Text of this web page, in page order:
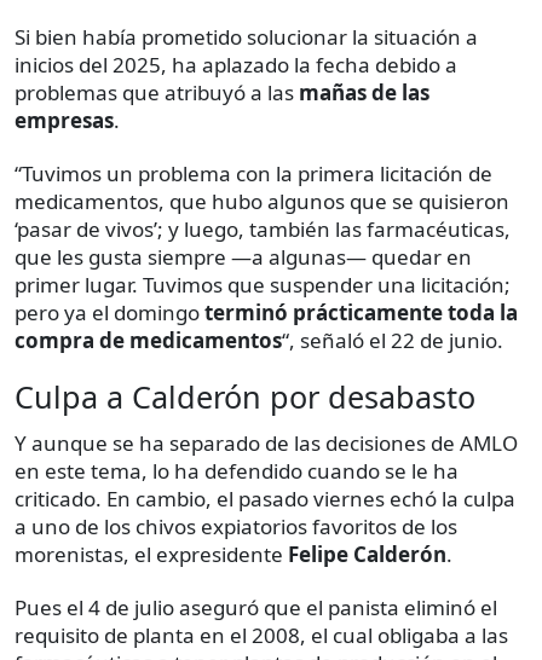
Si bien había prometido solucionar la situación a
inicios del 2025, ha aplazado la fecha debido a
problemas que atribuyó a las mañas de las
empresas.
“Tuvimos un problema con la primera licitación de
medicamentos, que hubo algunos que se quisieron
‘pasar de vivos’; y luego, también las farmacéuticas,
que les gusta siempre —a algunas— quedar en
primer lugar. Tuvimos que suspender una licitación;
pero ya el domingoterminó prácticamente toda la
compra de medicamentos“, señaló el 22 de junio.
Culpa a Calderón por desabasto
Y aunque se ha separado de las decisiones de AMLO
en este tema, lo ha defendido cuando se le ha
criticado. En cambio, el pasado viernes echó la culpa
a uno de los chivos expiatorios favoritos de los
morenistas, el expresidente Felipe Calderón.
Pues el 4 de julio aseguró que el panista eliminó el
requisito de planta en el 2008, el cual obligaba a las